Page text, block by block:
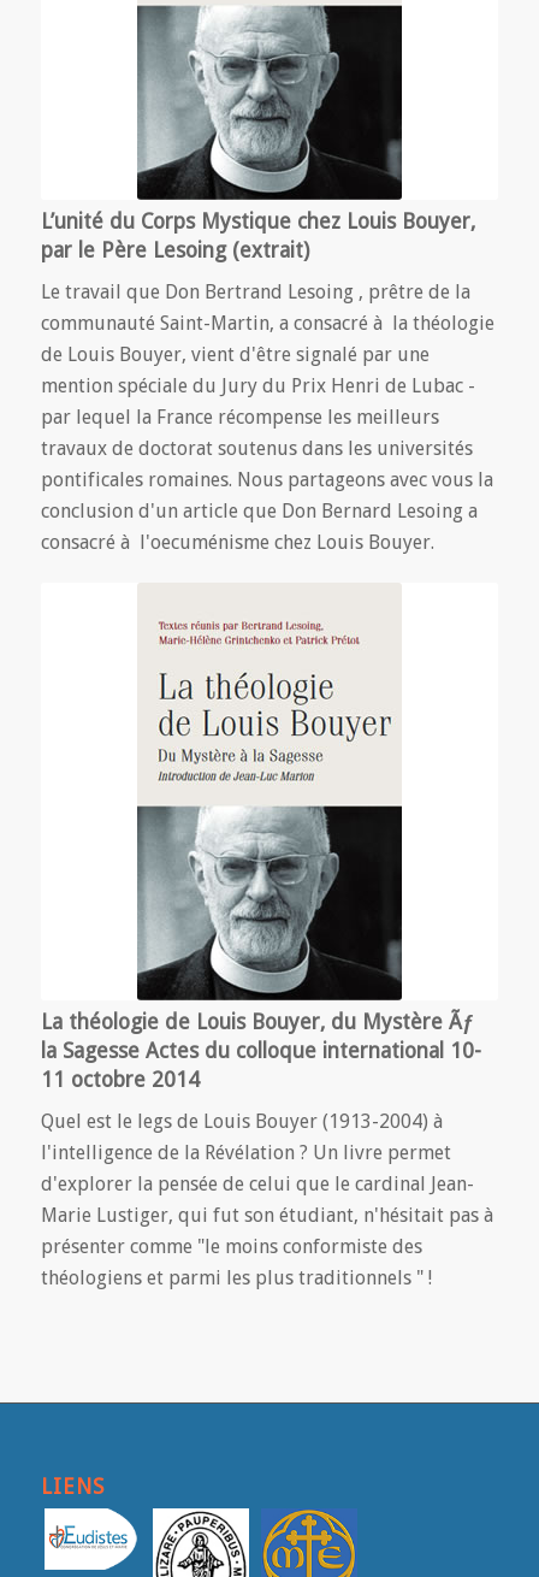
L’unité du Corps Mystique chez Louis Bouyer,
par le Père Lesoing (extrait)
Le travail que Don Bertrand Lesoing , prêtre de la
communauté Saint-Martin, a consacré à la théologie
de Louis Bouyer, vient d'être signalé par une
mention spéciale du Jury du Prix Henri de Lubac -
par lequel la France récompense les meilleurs
travaux de doctorat soutenus dans les universités
pontificales romaines. Nous partageons avec vous la
conclusion d'un article que Don Bernard Lesoing a
consacré à l'oecuménisme chez Louis Bouyer.
La théologie de Louis Bouyer, du Mystère Ãƒ
la Sagesse Actes du colloque international 10-
11 octobre 2014
Quel est le legs de Louis Bouyer (1913-2004) à
l'intelligence de la Révélation ? Un livre permet
d'explorer la pensée de celui que le cardinal Jean-
Marie Lustiger, qui fut son étudiant, n'hésitait pas à
présenter comme "le moins conformiste des
théologiens et parmi les plus traditionnels " !
LIENS